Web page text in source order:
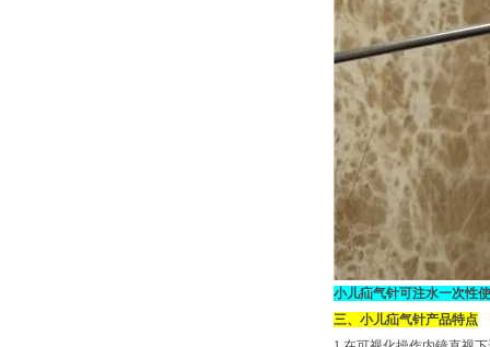
小儿疝气针可注水一次性
三、小儿疝气针产品特点